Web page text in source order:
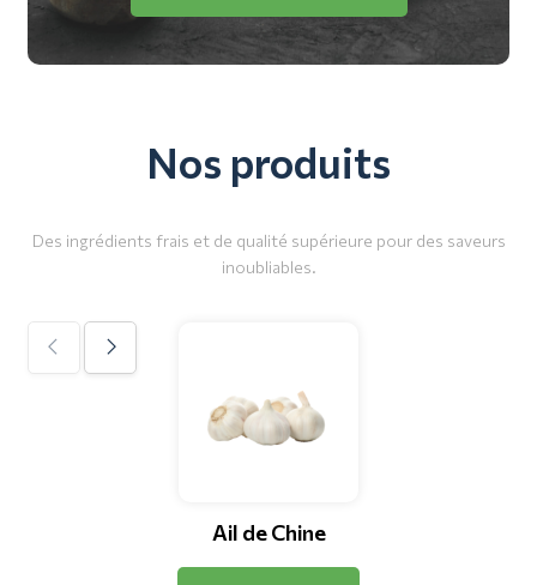
Nos produits
Des ingrédients frais et de qualité supérieure pour des saveurs
inoubliables.
Ail de Chine